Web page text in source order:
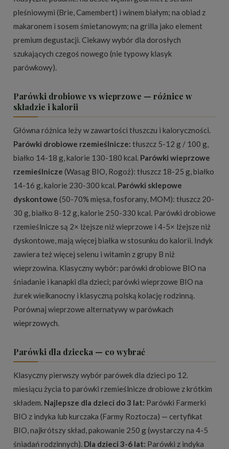
pleśniowymi (Brie, Camembert) i winem białym; na obiad z
makaronem i sosem śmietanowym; na grilla jako element
premium degustacji. Ciekawy wybór dla dorosłych
szukających czegoś nowego (nie typowy klasyk
parówkowy).
Parówki drobiowe vs wieprzowe — różnice w
składzie i kalorii
Główna różnica leży w zawartości tłuszczu i kaloryczności.
Parówki drobiowe rzemieślnicze: tłuszcz 5-12 g / 100 g,
białko 14-18 g, kalorie 130-180 kcal. Parówki wieprzowe
rzemieślnicze (Wasąg BIO, Rogoż): tłuszcz 18-25 g, białko
14-16 g, kalorie 230-300 kcal. Parówki sklepowe
dyskontowe (50-70% mięsa, fosforany, MOM): tłuszcz 20-
30 g, białko 8-12 g, kalorie 250-330 kcal. Parówki drobiowe
rzemieślnicze są 2× lżejsze niż wieprzowe i 4-5× lżejsze niż
dyskontowe, mają więcej białka w stosunku do kalorii. Indyk
zawiera też więcej selenu i witamin z grupy B niż
wieprzowina. Klasyczny wybór: parówki drobiowe BIO na
śniadanie i kanapki dla dzieci; parówki wieprzowe BIO na
żurek wielkanocny i klasyczną polską kolację rodzinną.
Porównaj wieprzowe alternatywy wparówkach
wieprzowych.
Parówki dla dziecka — co wybrać
Klasyczny pierwszy wybór parówek dla dzieci po 12.
miesiącu życia to parówki rzemieślnicze drobiowe z krótkim
składem. Najlepsze dla dzieci do 3 lat: Parówki Farmerki
BIO z indyka lub kurczaka (Farmy Roztocza) — certyfikat
BIO, najkrótszy skład, pakowanie 250 g (wystarczy na 4-5
śniadań rodzinnych). Dla dzieci 3-6 lat: Parówki z indyka